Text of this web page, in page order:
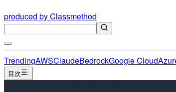
produced by Classmethod
TrendingAWSClaudeBedrockGoogle Cloud
目次